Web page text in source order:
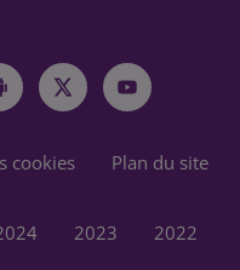
cookies Plan du site
2023 2022